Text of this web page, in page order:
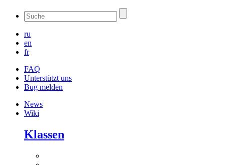
ru
en
fr
FAQ
Unterstützt uns
Bug melden
News
Wiki
Klassen